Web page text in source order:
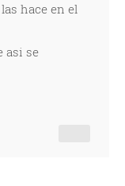
hace en el
asi se